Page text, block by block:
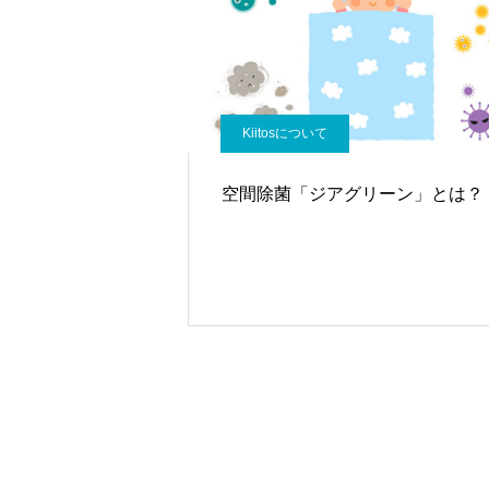
Kiitosについて
空間除菌「ジアグリーン」とは？